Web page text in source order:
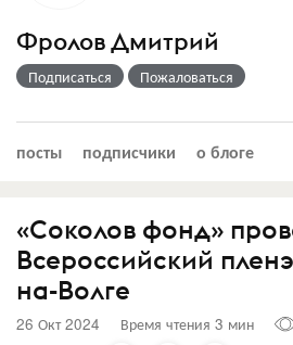
Фролов Дмитрий
Подписаться Пожаловаться
посты подписчики о блоге
«Соколов фонд»
Всероссийский
на-Волге
26 Окт 2024 Время чтения 3 мин